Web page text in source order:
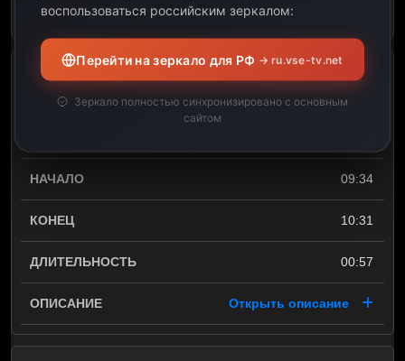
Открыть описание
Турция 2026. ЗАЧЕТНЫЙ
отель НЕДОРОГО Mira
09:34
10:31
00:57
Открыть описание
воспользоваться российским зеркалом:
Перейти на зеркало для РФ → ru.vse-tv.net
Зеркало полностью синхронизировано с основным
сайтом